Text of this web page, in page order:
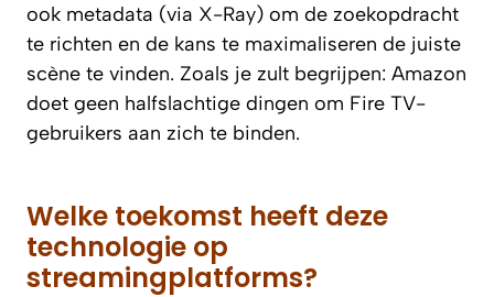
ook metadata (via X-Ray) om de zoekopdracht
te richten en de kans te maximaliseren de juiste
scène te vinden. Zoals je zult begrijpen: Amazon
doet geen halfslachtige dingen om Fire TV-
gebruikers aan zich te binden.
Welke toekomst heeft deze
technologie op
streamingplatforms?